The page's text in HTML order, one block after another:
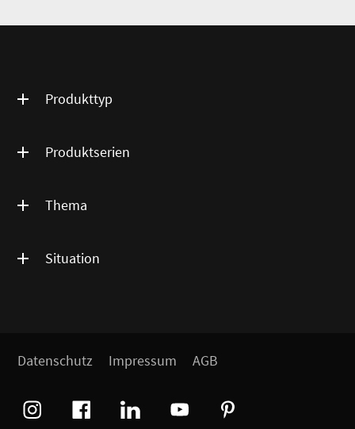
Produkttyp
Produktserien
Thema
Situation
Datenschutz Impressum AGB